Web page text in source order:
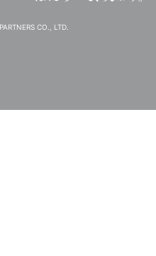
CO., LTD.